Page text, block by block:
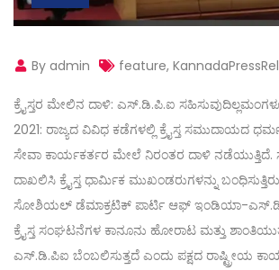
By admin feature,
ಕ್ರೈಸ್ತರ ಮೇಲಿನ ದಾಳಿ: ಎಸ್.ಡಿ.ಪಿ.ಐ
2021: ರಾಜ್ಯದ ವಿವಿಧ ಕಡೆಗಳಲ್ಲಿ ಕ್ರೈಸ್ತ ಸಮುದಾಯದ
ಸೇವಾ ಕಾರ್ಯಕರ್ತರ ಮೇಲೆ ನಿರಂತರ ದಾಳಿ ನಡೆಯುತ್ತಿದೆ.
ದಾಖಲಿಸಿ ಕ್ರೈಸ್ತ ಧಾರ್ಮಿಕ ಮುಖಂಡರುಗಳನ್ನು
ಸೋಶಿಯಲ್ ಡೆಮಾಕ್ರಟಿಕ್ ಪಾರ್ಟಿ ಆಫ್ ಇಂಡಿಯಾ-
ಕ್ರೈಸ್ತ ಸಂಘಟನೆಗಳ ಕಾನೂನು ಹೋರಾಟ ಮತ್ತು
ಎಸ್.ಡಿ.ಪಿಐ ಬೆಂಬಲಿಸುತ್ತದೆ ಎಂದು ಪಕ್ಷದ ರಾಷ್ಟ್ರೀಯ